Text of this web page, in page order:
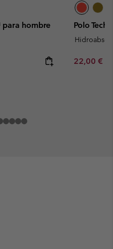
para hombre Polo
Minimum
22,00 €